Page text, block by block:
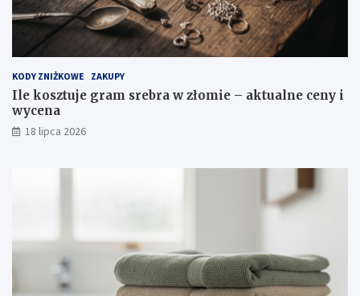
KODY ZNIŻKOWE ZAKUPY
Ile kosztuje gram srebra w złomie – aktualne ceny i
wycena
18 lipca 2026